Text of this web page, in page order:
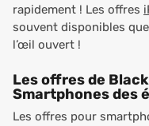
rapidement ! Les offres
souvent disponibles
l’œil ouvert !
Les offres de
Smartphones des
Les offres pour